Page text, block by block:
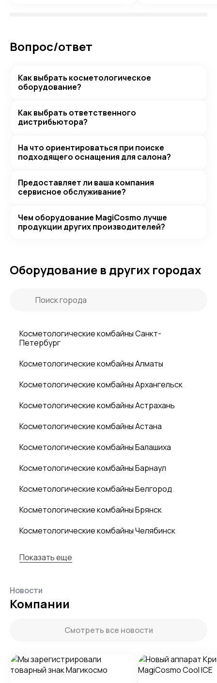
Вопрос/ответ
Как выбрать косметологическое
оборудование?
Как выбрать ответственного
дистрибьютора?
На что ориентироваться при поиске
подходящего оснащения для салона?
Предоставляет ли ваша компания
сервисное обслуживание?
Чем оборудование MagiCosmo лучше
продукции других производителей?
Оборудование в других городах
Косметологические комбайны Санкт-
Петербург
Косметологические комбайны Алматы
Косметологические комбайны Архангельск
Косметологические комбайны Астрахань
Косметологические комбайны Астана
Косметологические комбайны Балашиха
Косметологические комбайны Барнаул
Косметологические комбайны Белгород
Косметологические комбайны Брянск
Косметологические комбайны Челябинск
Показать еще
Новости
Компании
Смотреть все новости